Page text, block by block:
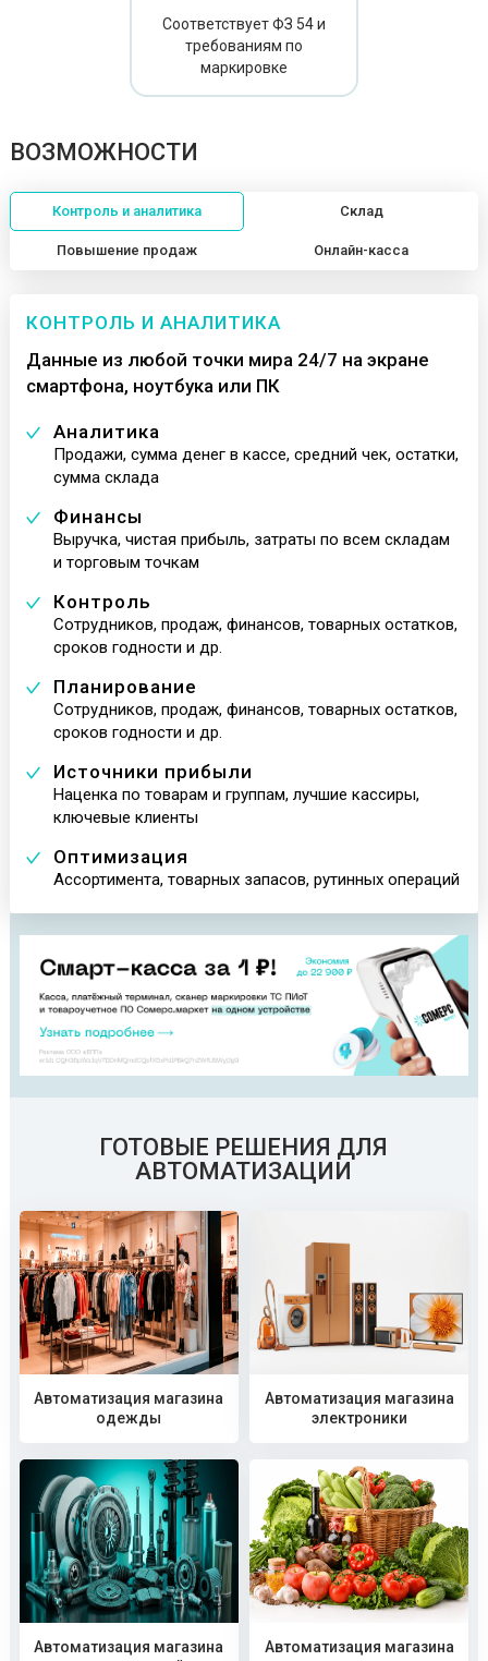
Соответствует ФЗ 54 и
требованиям по
маркировке
ВОЗМОЖНОСТИ
Контроль и аналитика Склад
Повышение продаж Онлайн-касса
КОНТРОЛЬ И АНАЛИТИКА
Данные из любой точки мира 24/7 на экране
смартфона, ноутбука или ПК
Аналитика
Продажи, сумма денег в кассе, средний чек, остатки,
сумма склада
Финансы
Выручка, чистая прибыль, затраты по всем складам
и торговым точкам
Контроль
Сотрудников, продаж, финансов, товарных остатков,
сроков годности и др.
Планирование
Сотрудников, продаж, финансов, товарных остатков,
сроков годности и др.
Источники прибыли
Наценка по товарам и группам, лучшие кассиры,
ключевые клиенты
Оптимизация
Ассортимента, товарных запасов, рутинных операций
ГОТОВЫЕ РЕШЕНИЯ ДЛЯ
АВТОМАТИЗАЦИИ
Автоматизация магазина
одежды
Автоматизация магазина
электроники
Автоматизация магазина
Автоматизация магазина